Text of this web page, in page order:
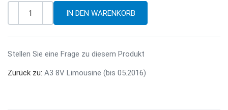
Stellen Sie eine Frage zu diesem Produkt
Zurück zu: A3 8V Limousine (bis 05.2016)